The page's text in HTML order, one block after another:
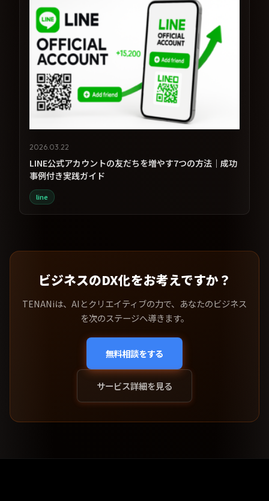
2026.03.22
LINE公式アカウントの友だちを増やす7つの方法｜成功
事例付き実践ガイド
line
ビジネスのDX化をお考えですか？
TENANiは、AIとクリエイティブの力で、あなたのビジネス
を次のステージへ導きます。
無料相談をする
サービス詳細を見る